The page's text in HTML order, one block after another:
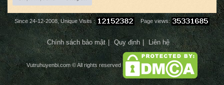
Since 24-12-2008, Unique Visits : Page views:
Chính sách bảo mật Quy định Liên hệ
Vutruhuyenbi.com © All rights reserved